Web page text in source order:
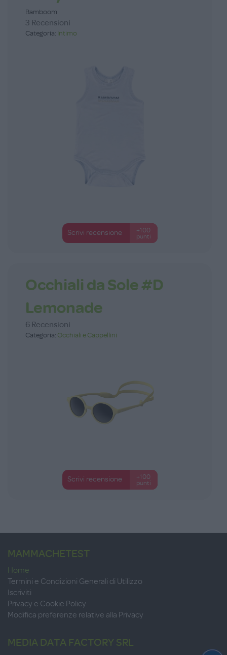
Bamboom
3 Recensioni
Categoria: Intimo
Scrivi recensione
+100
punti
Occhiali da Sole #D
Lemonade
6 Recensioni
Categoria: Occhiali e Cappellini
Scrivi recensione
+100
punti
MAMMACHETEST
Home
Termini e Condizioni Generali di Utilizzo
Iscriviti
Privacy e Cookie Policy
Modifica preferenze relative alla Privacy
MEDIA DATA FACTORY SRL